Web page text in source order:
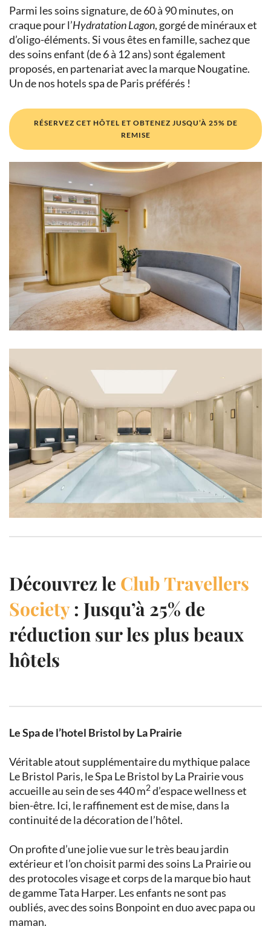
Parmi les soins signature, de 60 à 90 minutes, on
craque pour l’Hydratation Lagon, gorgé de minéraux et
d’oligo-éléments. Si vous êtes en famille, sachez que
des soins enfant (de 6 à 12 ans) sont également
proposés, en partenariat avec la marque Nougatine.
Un de nos hotels spa de Paris préférés !
RÉSERVEZ CET HÔTEL ET OBTENEZ JUSQU’À 25% DE
REMISE
Découvrez le Club Travellers
Society: Jusqu’à 25% de
réduction sur les plus beaux
hôtels
Le Spa de l’hotel Bristol by La Prairie
Véritable atout supplémentaire du mythique palace
Le Bristol Paris, le Spa Le Bristol by La Prairie vous
accueille au sein de ses 440 m2d’espace wellness et
bien-être. Ici, le raffinement est de mise, dans la
continuité de la décoration de l’hôtel.
On profite d’une jolie vue sur le très beau jardin
extérieur et l’on choisit parmi des soins La Prairie ou
des protocoles visage et corps de la marque bio haut
de gamme Tata Harper. Les enfants ne sont pas
oubliés, avec des soins Bonpoint en duo avec papa ou
maman.